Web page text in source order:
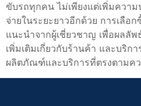
ขับรถทุกคน ไม่เพียงแต่เพิ่มควา
จ่ายในระยะยาวอีกด้วย การเลือ
แนะนำจากผู้เชี่ยวชาญ เพื่อผลลั
เพิ่มเติมเกี่ยวกับร้านค้า และบริก
ผลิตภัณฑ์และบริการที่ตรงตามค